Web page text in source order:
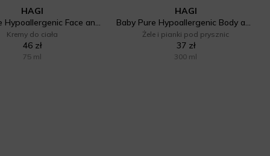
HAGI
Baby Pure Hypoallergenic Face and Body Cream
Kremy do ciała
46 zł
75 ml
HAGI
Baby Pure Hypoallergenic Body and Hair Wash
Żele i pianki pod prysznic
37 zł
300 ml